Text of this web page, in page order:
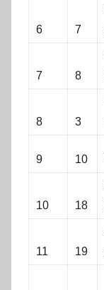
6 7
7 8
8 3
9 10
10 18
11 19